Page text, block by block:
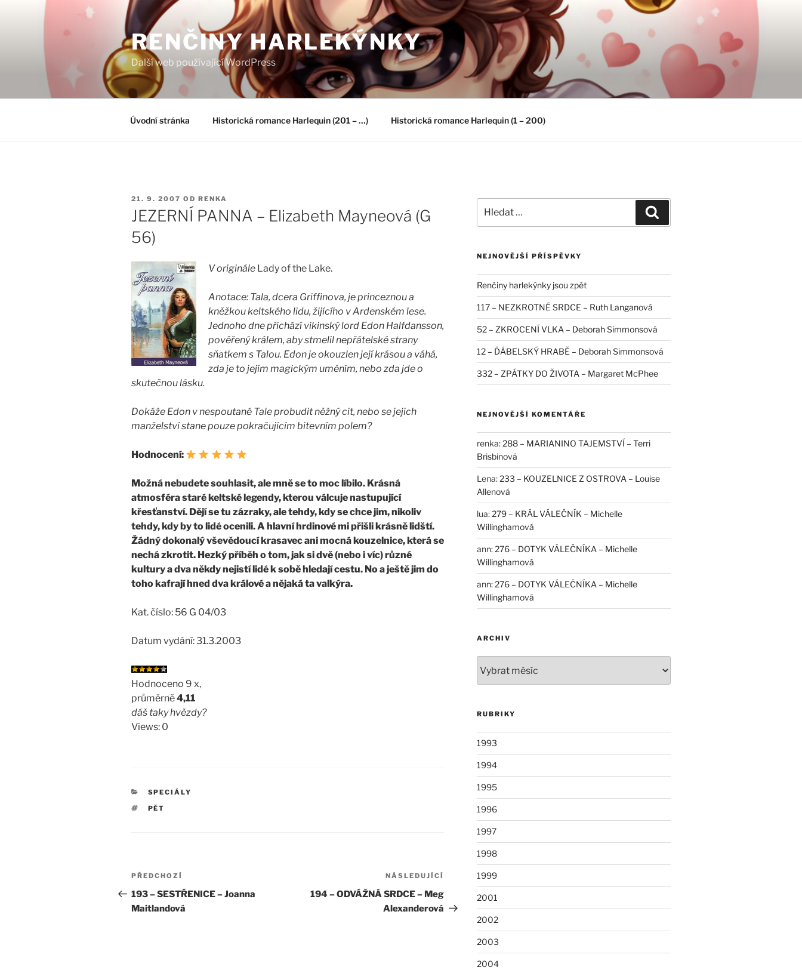
RENČINY HARLEKÝNKY
Další web používající WordPress
Úvodní stránka Historická romance Harlequin (201 – …) Historická romance Harlequin (1 – 200)
PUBLIKOVÁNO
21. 9. 2007 OD RENKA
JEZERNÍ PANNA – Elizabeth Mayneová (G
56)
V originále Lady of the Lake.
Anotace: Tala, dcera Griffinova, je princeznou a
kněžkou keltského lidu, žijícího v Ardenském lese.
Jednoho dne přichází vikinský lord Edon Halfdansson,
pověřený králem, aby stmelil nepřátelské strany
sňatkem s Talou. Edon je okouzlen její krásou a váhá,
zda je to jejím magickým uměním, nebo zda jde o
skutečnou lásku.
Dokáže Edon v nespoutané Tale probudit něžný cit, nebo se jejich
manželství stane pouze pokračujícím bitevním polem?
Hodnocení:
Možná nebudete souhlasit, ale mně se to moc líbilo. Krásná
atmosféra staré keltské legendy, kterou válcuje nastupující
křesťanství. Dějí se tu zázraky, ale tehdy, kdy se chce jim, nikoliv
tehdy, kdy by to lidé ocenili. A hlavní hrdinové mi přišli krásně lidští.
Žádný dokonalý vševědoucí krasavec ani mocná kouzelnice, která se
nechá zkrotit. Hezký příběh o tom, jak si dvě (nebo i víc) různé
kultury a dva někdy nejistí lidé k sobě hledají cestu. No a ještě jim do
toho kafrají hned dva králové a nějaká ta valkýra.
Kat. číslo: 56 G 04/03
Datum vydání: 31.3.2003
Hodnoceno 9 x,
průměrně4,11
dáš taky hvězdy?
Views: 0
RUBRIKY
SPECIÁLY
ŠTÍTKY
PĚT
Navigace
pro
příspěvek
Předchozí
příspěvek
PŘEDCHOZÍ
193 – SESTŘENICE – Joanna
Maitlandová
Následující
příspěvek
NÁSLEDUJÍCÍ
194 – ODVÁŽNÁ SRDCE – Meg
Alexanderová
NEJNOVĚJŠÍ PŘÍSPĚVKY
Renčiny harlekýnky jsou zpět
117 – NEZKROTNÉ SRDCE – Ruth Langanová
52 – ZKROCENÍ VLKA – Deborah Simmonsová
12 – ĎÁBELSKÝ HRABĚ – Deborah Simmonsová
332 – ZPÁTKY DO ŽIVOTA – Margaret McPhee
NEJNOVĚJŠÍ KOMENTÁŘE
renka:288 – MARIANINO TAJEMSTVÍ – Terri
Brisbinová
Lena:233 – KOUZELNICE Z OSTROVA – Louise
Allenová
lua:279 – KRÁL VÁLEČNÍK – Michelle
Willinghamová
ann:276 – DOTYK VÁLEČNÍKA – Michelle
Willinghamová
ann:276 – DOTYK VÁLEČNÍKA – Michelle
Willinghamová
ARCHIV
RUBRIKY
1993
1994
1995
1996
1997
1998
1999
2001
2002
2003
2004